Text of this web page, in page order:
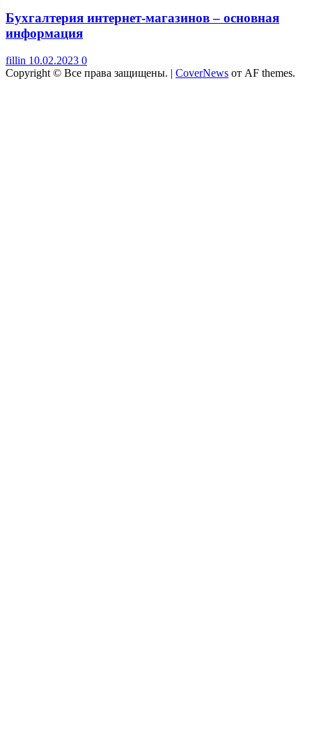
Бухгалтерия интернет-магазинов – основная
информация
fillin 10.02.2023 0
Copyright © Все права защищены. | CoverNews от AF themes.